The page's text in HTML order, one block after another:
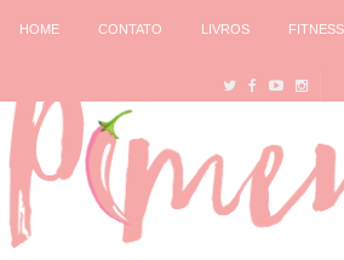
HOME CONTATO LIVROS FITNESS